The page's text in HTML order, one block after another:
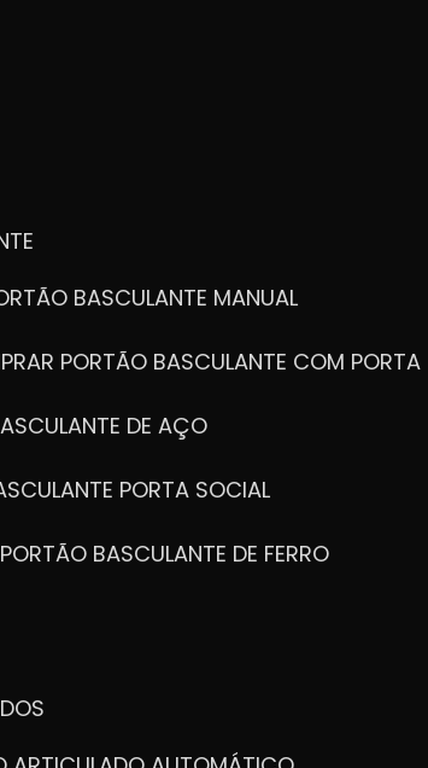
BASCULANTE MANUAL
PORTÃO BASCULANTE COM PORTA
DE AÇO
PORTA SOCIAL
PORTÃO BASCULANTE DE FERRO